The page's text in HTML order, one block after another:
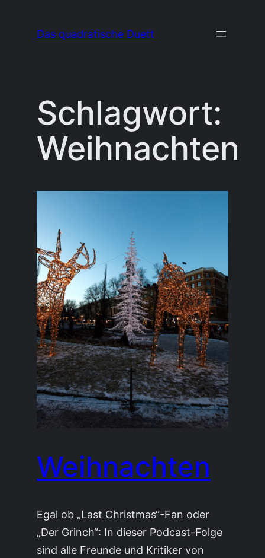
Das quadratische Duett
Schlagwort:
Weihnachten
Weihnachten
Egal ob „Last Christmas“-Fan oder
„Der Grinch“: In dieser Podcast-Folge
sind alle Freunde und Kritiker von